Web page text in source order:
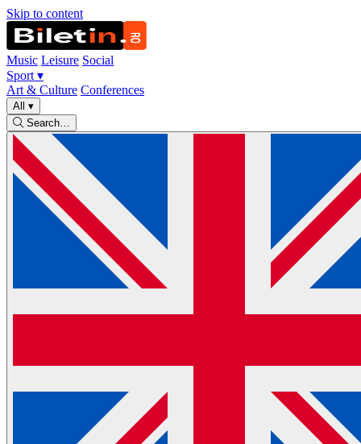
Skip to content
Music Leisure Social
Sport ▾
Art & Culture Conferences
All ▾
Search…